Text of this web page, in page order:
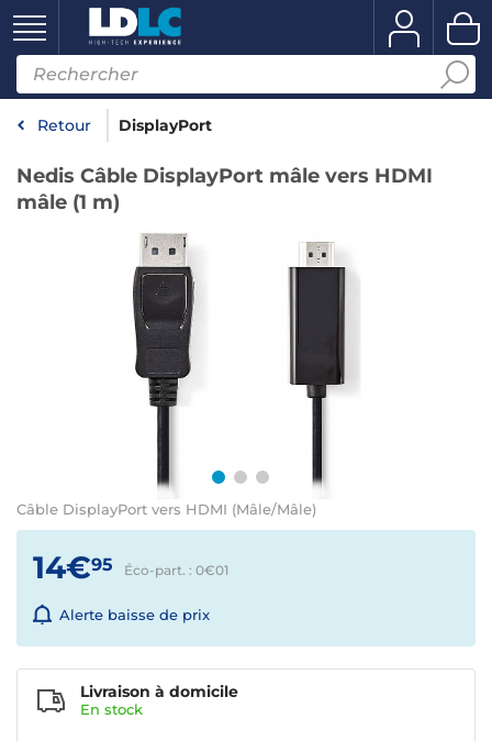
Retour DisplayPort
Nedis Câble DisplayPort mâle vers HDMI
mâle (1 m)
Câble DisplayPort vers HDMI (Mâle/Mâle)
14€95 Éco-part. : 0€01
Alerte baisse de prix
Livraison à domicile
En stock